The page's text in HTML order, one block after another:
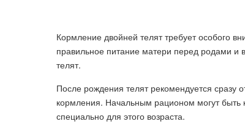
Кормление двойней телят требует особого
правильное питание матери перед родами и
телят.
После рождения телят рекомендуется сразу
кормления. Начальным рационом могут быть
специально для этого возраста.